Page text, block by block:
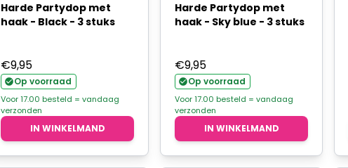
Harde Partydop met
haak - Black - 3 stuks
€9,95
Op voorraad
Voor 17.00 besteld = vandaag
verzonden
IN WINKELMAND
Harde Partydop met
haak - Sky blue - 3 stuks
€9,95
Op voorraad
Voor 17.00 besteld = vandaag
verzonden
IN WINKELMAND